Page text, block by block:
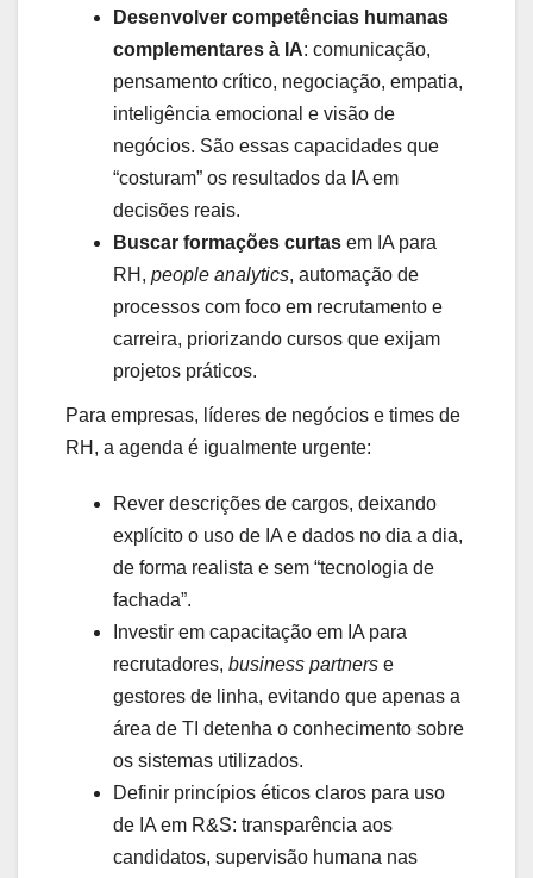
Desenvolver competências humanas
complementares à IA: comunicação,
pensamento crítico, negociação, empatia,
inteligência emocional e visão de
negócios. São essas capacidades que
“costuram” os resultados da IA em
decisões reais.
Buscar formações curtas em IA para
RH, people analytics, automação de
processos com foco em recrutamento e
carreira, priorizando cursos que exijam
projetos práticos.
Para empresas, líderes de negócios e times de
RH, a agenda é igualmente urgente:
Rever descrições de cargos, deixando
explícito o uso de IA e dados no dia a dia,
de forma realista e sem “tecnologia de
fachada”.
Investir em capacitação em IA para
recrutadores, business partners e
gestores de linha, evitando que apenas a
área de TI detenha o conhecimento sobre
os sistemas utilizados.
Definir princípios éticos claros para uso
de IA em R&S: transparência aos
candidatos, supervisão humana nas